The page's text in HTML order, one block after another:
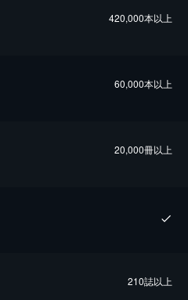
420,000本以上
60,000本以上
20,000冊以上
210誌以上